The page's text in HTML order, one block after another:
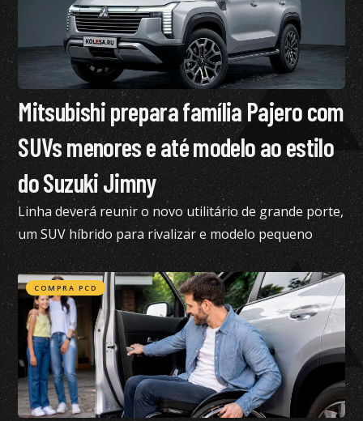
Mitsubishi prepara família Pajero com
SUVs menores e até modelo ao estilo
do Suzuki Jimny
Linha deverá reunir o novo utilitário de grande porte,
um SUV híbrido para rivalizar e modelo pequeno
semelhante ao Suzuki Jimny
COMPRA PCD